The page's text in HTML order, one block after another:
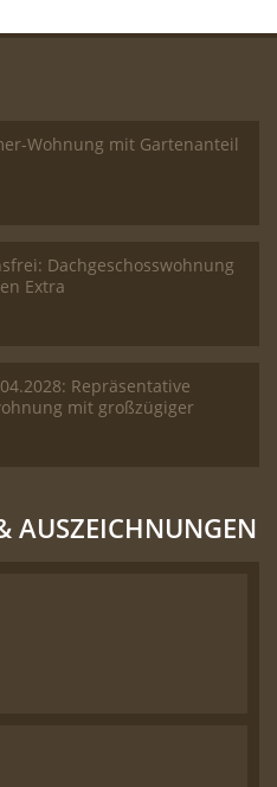
Wohnung mit Gartenanteil
Dachgeschosswohnung
Extra
Repräsentative
mit großzügiger
AUSZEICHNUNGEN